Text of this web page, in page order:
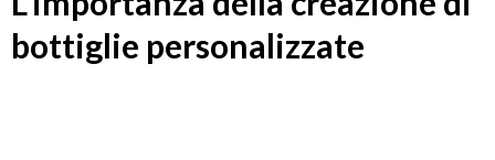
bottiglie personalizzate